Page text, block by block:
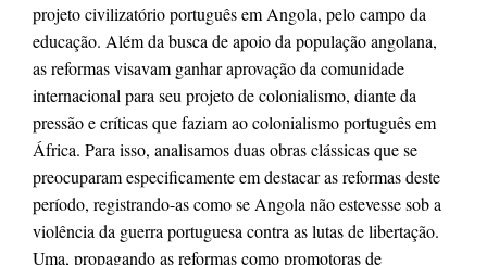
projeto civilizatório português em Angola, pelo campo da
educação. Além da busca de apoio da população angolana,
as reformas visavam ganhar aprovação da comunidade
internacional para seu projeto de colonialismo, diante da
pressão e críticas que faziam ao colonialismo português em
África. Para isso, analisamos duas obras clássicas que se
preocuparam especificamente em destacar as reformas deste
período, registrando-as como se Angola não estevesse sob a
violência da guerra portuguesa contra as lutas de libertação.
Uma, propagando as reformas como promotoras de